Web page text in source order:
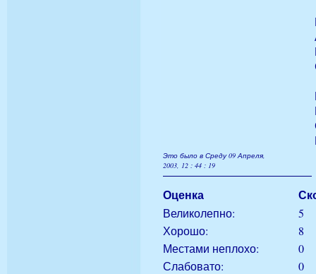
Это было в Среду 09 Апреля,
2003, 12 : 44 : 19
Оценка
Великолепно:
5
Хорошо:
8
Местами неплохо:
0
Слабовато:
0